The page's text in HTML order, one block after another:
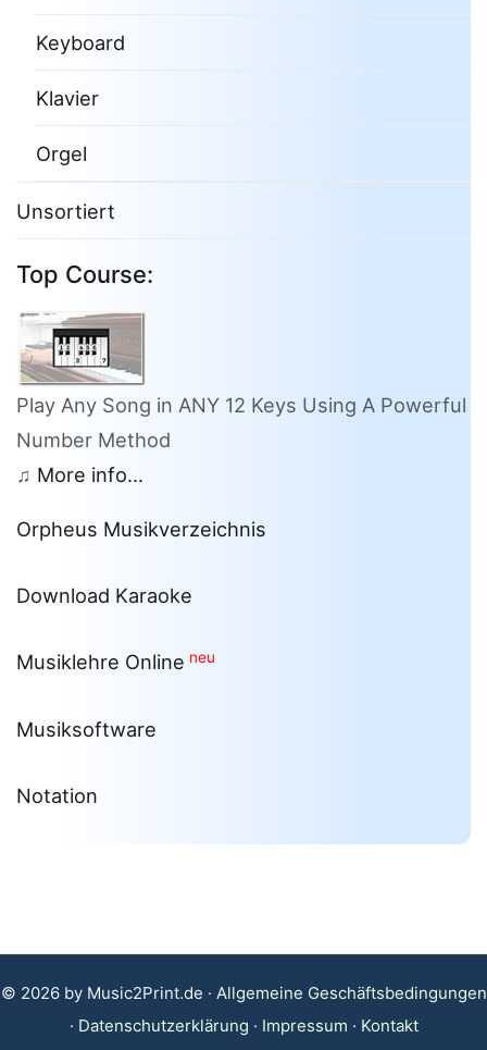
Keyboard
Klavier
Orgel
Unsortiert
Top Course:
Play Any Song in ANY 12 Keys Using A Powerful
Number Method
♫ More info...
Orpheus Musikverzeichnis
Download Karaoke
Musiklehre Online neu
Musiksoftware
Notation
© 2026 by Music2Print.de · Allgemeine Geschäftsbedingungen
· Datenschutzerklärung · Impressum · Kontakt